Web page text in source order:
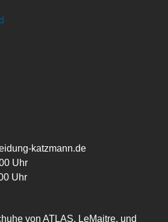
katzmann.de
Uhr
Uhr
von ATLAS, LeMaitre, und